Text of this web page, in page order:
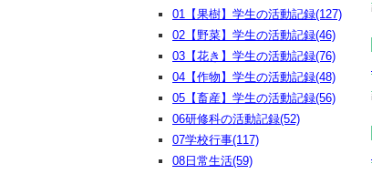
01【果樹】学生の活動記録(127)
02【野菜】学生の活動記録(46)
03【花き】学生の活動記録(76)
04【作物】学生の活動記録(48)
05【畜産】学生の活動記録(56)
06研修科の活動記録(52)
07学校行事(117)
08日常生活(59)